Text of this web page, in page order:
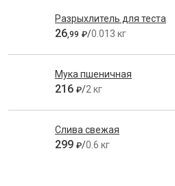
Разрыхлитель для теста
26,99 ₽/0.013 кг
Мука пшеничная
216 ₽/2 кг
Слива свежая
299 ₽/0.6 кг